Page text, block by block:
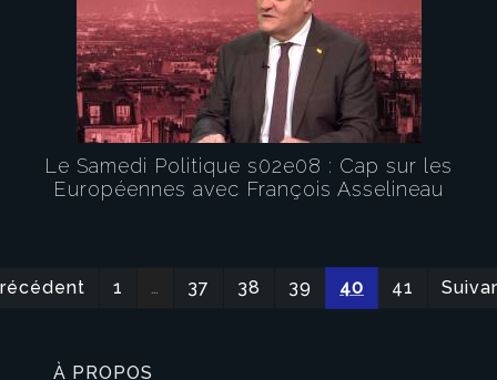
Le Samedi Politique s02e08 : Cap sur les
Européennes avec François Asselineau
1 … 37 38 39 40 41
À PROPOS